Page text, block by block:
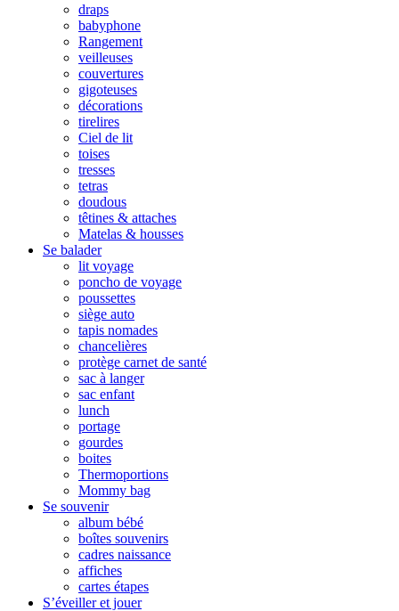
draps
babyphone
Rangement
veilleuses
couvertures
gigoteuses
décorations
tirelires
Ciel de lit
toises
tresses
tetras
doudous
têtines & attaches
Matelas & housses
Se balader
lit voyage
poncho de voyage
poussettes
siège auto
tapis nomades
chancelières
protège carnet de santé
sac à langer
sac enfant
lunch
portage
gourdes
boites
Thermoportions
Mommy bag
Se souvenir
album bébé
boîtes souvenirs
cadres naissance
affiches
cartes étapes
S’éveiller et jouer